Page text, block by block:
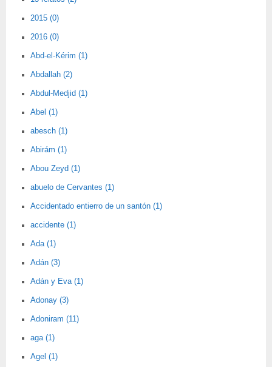
2015 (0)
2016 (0)
Abd-el-Kérim (1)
Abdallah (2)
Abdul-Medjid (1)
Abel (1)
abesch (1)
Abirám (1)
Abou Zeyd (1)
abuelo de Cervantes (1)
Accidentado entierro de un santón (1)
accidente (1)
Ada (1)
Adán (3)
Adán y Eva (1)
Adonay (3)
Adoniram (11)
aga (1)
Agel (1)